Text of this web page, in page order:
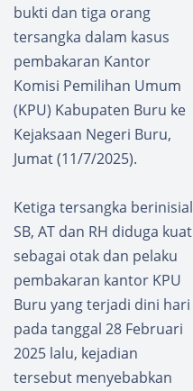
bukti dan tiga orang
tersangka dalam kasus
pembakaran Kantor
Komisi Pemilihan Umum
(KPU) Kabupaten Buru ke
Kejaksaan Negeri Buru,
Jumat (11/7/2025).
Ketiga tersangka berinisial
SB, AT dan RH diduga kuat
sebagai otak dan pelaku
pembakaran kantor KPU
Buru yang terjadi dini hari
pada tanggal 28 Februari
2025 lalu, kejadian
tersebut menyebabkan